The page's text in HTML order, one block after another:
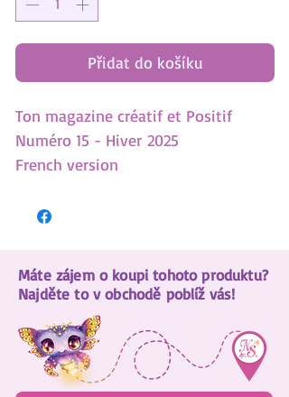
Přidat do košíku
Ton magazine créatif et Positif
Numéro 15 - Hiver 2025
French version
- Accro aux écrans? 8 trucs pour
c'est possible
- 5 looks de Marinia à recréer
- 8 pages à colorier
- 40 choses à savoir sur les
animoulous!
Máte zájem o koupi tohoto produktu?
Najděte to v obchodě poblíž vás!